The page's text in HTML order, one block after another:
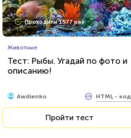
Проходили 43426 раз
Тест на когнитивные
способности
Пройти тест
Проходили 1577 раз
Животные
Тест: Рыбы. Угадай по фото и
описанию!
Awdienko HTML - код
Пройти тест